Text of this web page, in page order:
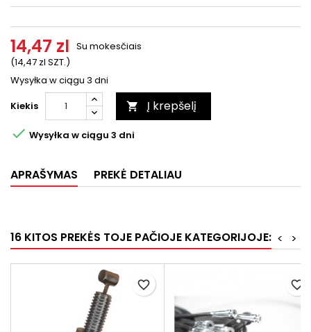
14,47 zl
(14,47 zl SZT.)
Su mokesčiais
Wysyłka w ciągu 3 dni
Kiekis
 Į krepšelį
 Wysyłka w ciągu 3 dni
APRAŠYMAS PREKĖ DETALIAU
16 KITOS PREKĖS TOJE PAČIOJE KATEGORIJOJE: >
<
favorite_border favorite_border